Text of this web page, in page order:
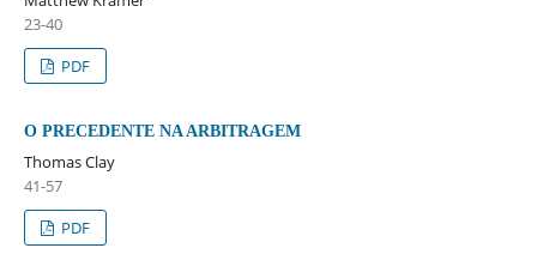
23-40
PDF
O PRECEDENTE NA ARBITRAGEM
Thomas Clay
41-57
PDF